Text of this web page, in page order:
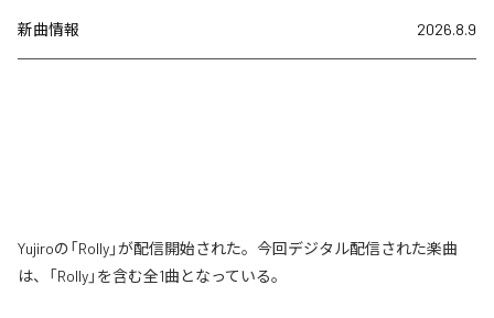
新曲情報 2026.8.9
Yujiroの「Rolly」が配信開始された。今回デジタル配信された楽曲
は、「Rolly」を含む全1曲となっている。